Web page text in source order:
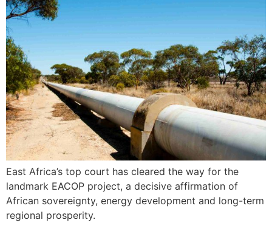
East Africa’s top court has cleared the way for the
landmark EACOP project, a decisive affirmation of
African sovereignty, energy development and long-term
regional prosperity.